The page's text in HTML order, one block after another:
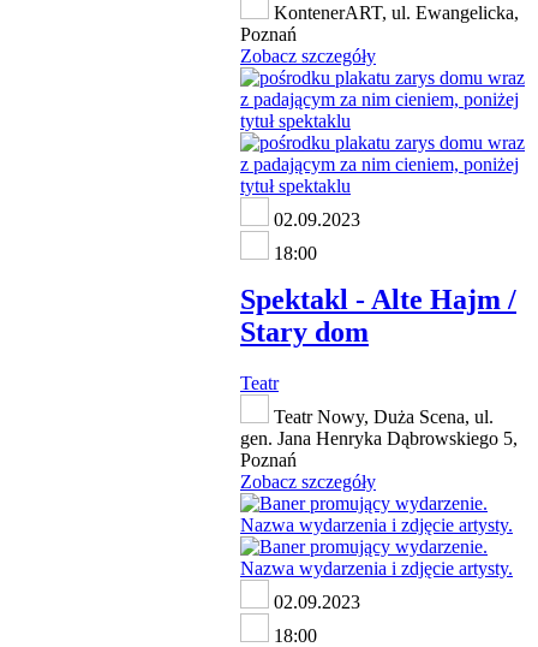
KontenerART, ul. Ewangelicka,
Poznań
Zobacz szczegóły
02.09.2023
18:00
Spektakl - Alte Hajm /
Stary dom
Teatr
Teatr Nowy, Duża Scena, ul.
gen. Jana Henryka Dąbrowskiego 5,
Poznań
Zobacz szczegóły
02.09.2023
18:00